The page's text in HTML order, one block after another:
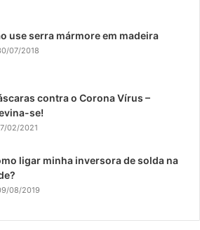
use serra mármore em madeira
07/2018
contra o Corona Vírus –
se!
02/2021
ligar minha inversora de solda na
08/2019